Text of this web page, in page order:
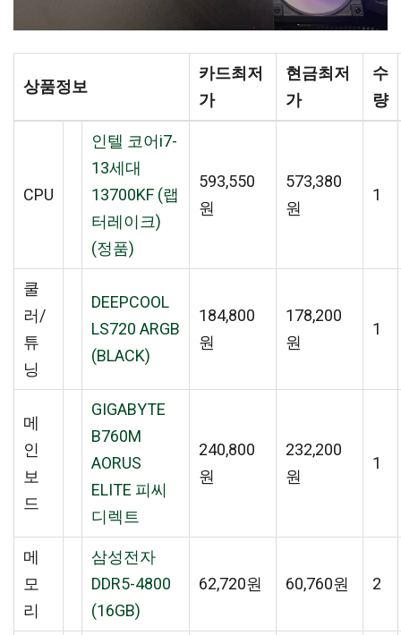
상품정보
카드최저
가
현금최저
가
수
량
CPU
인텔 코어i7-
13세대
13700KF (랩
터레이크)
(정품)
593,550
원
573,380
원
1
쿨
러/
튜
닝
DEEPCOOL
LS720 ARGB
(BLACK)
184,800
원
178,200
원
1
메
인
보
드
GIGABYTE
B760M
AORUS
ELITE 피씨
디렉트
240,800
원
232,200
원
1
메
모
리
삼성전자
DDR5-4800
(16GB)
62,720원 60,760원 2